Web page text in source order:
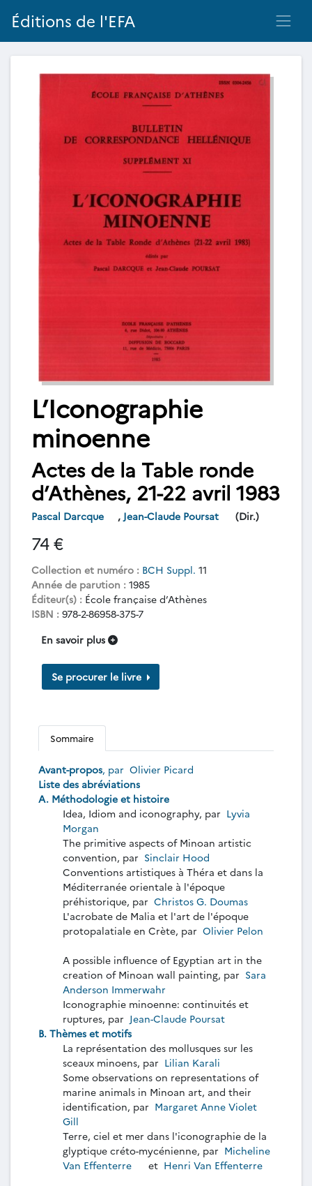
Éditions de l'EFA
L’Iconographie
minoenne
Actes de la Table ronde
d’Athènes, 21-22 avril 1983
Pascal Darcque , Jean-Claude Poursat (Dir.)
74 €
Collection et numéro : BCH Suppl. 11
Année de parution : 1985
Éditeur(s) : École française d’Athènes
ISBN : 978-2-86958-375-7
En savoir plus
Se procurer le livre
Sommaire
Avant-propos, par Olivier Picard
Liste des abréviations
A. Méthodologie et histoire
Idea, Idiom and iconography, par Lyvia
Morgan
The primitive aspects of Minoan artistic
convention, par Sinclair Hood
Conventions artistiques à Théra et dans la
Méditerranée orientale à l'époque
préhistorique, par Christos G. Doumas
L'acrobate de Malia et l'art de l'époque
protopalatiale en Crète, par Olivier Pelon
A possible influence of Egyptian art in the
creation of Minoan wall painting, par Sara
Anderson Immerwahr
Iconographie minoenne: continuités et
ruptures, par Jean-Claude Poursat
B. Thèmes et motifs
La représentation des mollusques sur les
sceaux minoens, par Lilian Karali
Some observations on representations of
marine animals in Minoan art, and their
identification, par Margaret Anne Violet
Gill
Terre, ciel et mer dans l'iconographie de la
glyptique créto-mycénienne, par Micheline
Van Effenterre
et Henri Van Effenterre